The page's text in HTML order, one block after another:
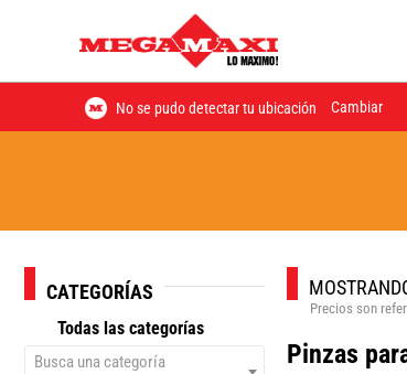
No se pudo detectar tu ubicación Cambiar
CATEGORÍAS
Todas las categorías
Busca una categoría
Precios son
Pinzas